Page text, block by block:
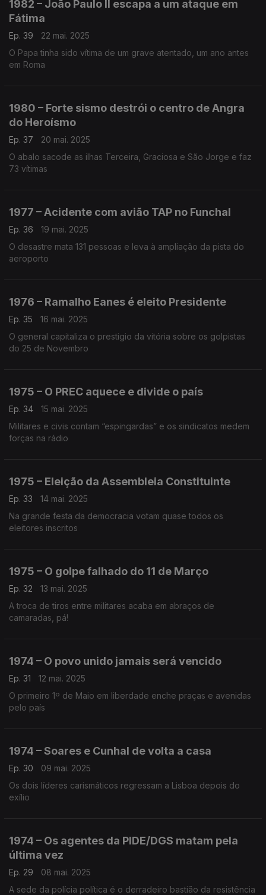
1982 – João Paulo II escapa a um ataque em
Fátima
Ep. 39
22 mai. 2025
O Papa tinha sido vítima de um grave atentado, um ano antes
em Roma
1980 – Forte sismo destrói o centro de Angra
do Heroísmo
Ep. 37
20 mai. 2025
O abalo sacode as ilhas Terceira, Graciosa e São Jorge e faz
73 vítimas
1977 – Acidente com avião TAP no Funchal
Ep. 36
19 mai. 2025
O desastre mata 131 pessoas e leva à ampliação da pista do
aeroporto
1976 – Ramalho Eanes é eleito Presidente
Ep. 35
16 mai. 2025
O general capitaliza o prestigio da vitória sobre os golpistas
do 25 de Novembro
1975 – O PREC aquece e divide o país
Ep. 34
15 mai. 2025
Militares e civis contam “espingardas” e os sindicatos medem
forças na rádio
1975 – Eleição da Assembleia Constituinte
Ep. 33
14 mai. 2025
Na grande festa da democracia votam quase todos os
eleitores inscritos
1975 – O golpe falhado do 11 de Março
Ep. 32
13 mai. 2025
A troca de tiros entre militares acaba em abraços de
camaradas, pá!
1974 – O povo unido jamais será vencido
Ep. 31
12 mai. 2025
O primeiro 1º de Maio em liberdade enche praças e avenidas
pelo país
1974 – Soares e Cunhal de volta a casa
Ep. 30
09 mai. 2025
Os dois líderes carismáticos regressam a Lisboa depois do
exílio
1974 – Os agentes da PIDE/DGS matam pela
última vez
Ep. 29
08 mai. 2025
A sede da polícia política é o derradeiro bastião da resistência